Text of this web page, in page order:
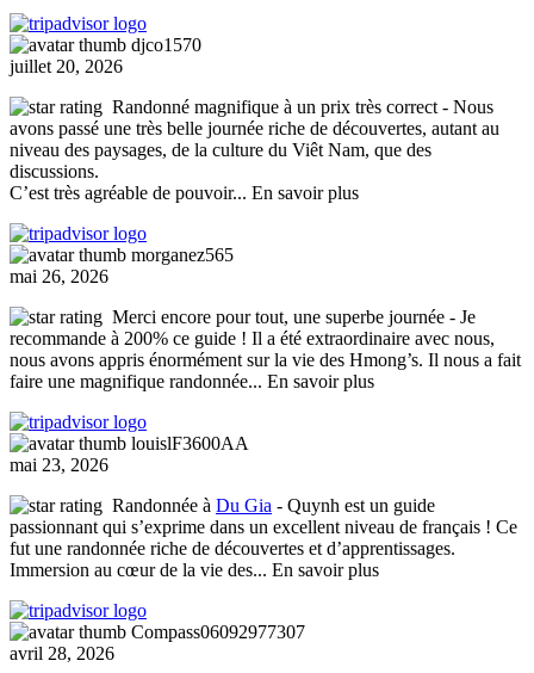
djco1570
juillet 20, 2026
Randonné magnifique à un prix très correct - Nous
avons passé une très belle journée riche de découvertes, autant au
niveau des paysages, de la culture du Viêt Nam, que des
discussions.
C’est très agréable de pouvoir... En savoir plus
morganez565
mai 26, 2026
Merci encore pour tout, une superbe journée - Je
recommande à 200% ce guide ! Il a été extraordinaire avec nous,
nous avons appris énormément sur la vie des Hmong’s. Il nous a fait
faire une magnifique randonnée... En savoir plus
louislF3600AA
mai 23, 2026
Randonnée à Du Gia - Quynh est un guide
passionnant qui s’exprime dans un excellent niveau de français ! Ce
fut une randonnée riche de découvertes et d’apprentissages.
Immersion au cœur de la vie des... En savoir plus
Compass06092977307
avril 28, 2026